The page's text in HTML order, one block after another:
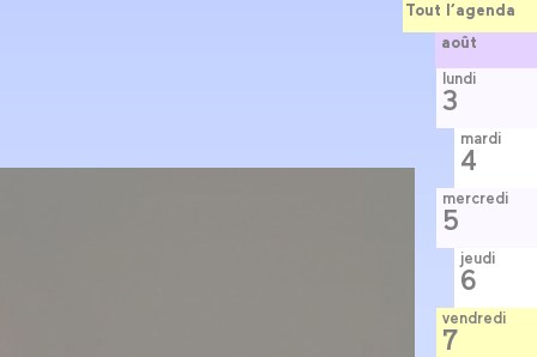
Tout l’agenda
août
lundi
3
mardi
4
mercredi
5
jeudi
6
vendredi
7